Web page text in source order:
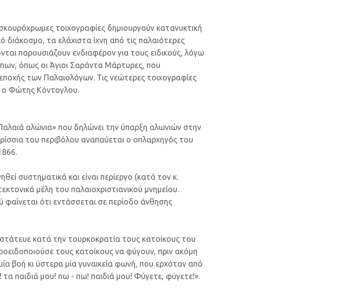
τοιχογραφίες δημιουργούν κατανυκτική
τα ελάχιστα ίχνη από τις παλαιότερες
παρουσιάζουν ενδιαφέρον για τους ειδικούς, λόγω
όπως οι Άγιοι Σαράντα Μάρτυρες, που
των Παλαιολόγων. Τις νεώτερες τοιχογραφίες
ο Φώτης Κόντογλου.
αλώνια» που δηλώνει την ύπαρξη αλωνιών στην
του περιβόλου αναπαύεται ο οπλαρχηγός του
συστηματικά και είναι περίεργο (κατά τον κ.
μέλη του παλαιοχριστιανικού μνημείου.
ότι εντάσσεται σε περίοδο άνθησης
κατά την τουρκοκρατία τους κατοίκους του
τους κατοίκους να φύγουν, πριν ακόμη
βοή κι ύστερα μία γυναικεία φωνή, που ερχόταν από
τα παιδιά μου! πω - πω! παιδιά μου! Φύγετε, φύγετε!».